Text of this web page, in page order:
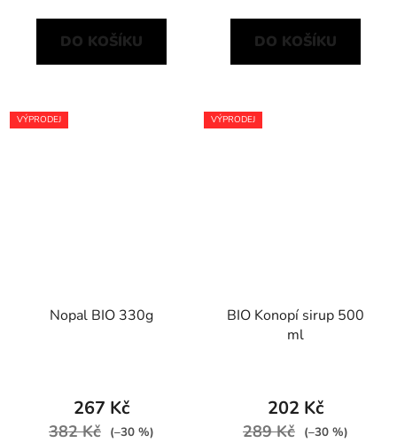
DO KOŠÍKU DO KOŠÍKU
VÝPRODEJ
Nopal BIO 330g
267 Kč
382 Kč (–30 %)
VÝPRODEJ
BIO Konopí sirup 500
ml
202 Kč
289 Kč (–30 %)